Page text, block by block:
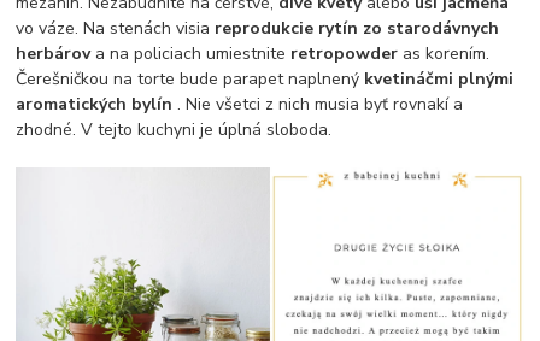
vo váze. Na stenách visia reprodukcie rytín zo starodávnych
herbárov a na policiach umiestnite retropowder as korením.
Čerešničkou na torte bude parapet naplnený kvetináčmi plnými
aromatických bylín. Nie všetci z nich musia byť rovnakí a
zhodné. V tejto kuchyni je úplná sloboda.